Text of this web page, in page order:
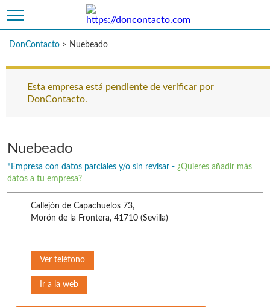
DonContacto > Nuebeado
Esta empresa está pendiente de verificar por
DonContacto.
Nuebeado
*Empresa con datos parciales y/o sin revisar - ¿Quieres añadir más
datos a tu empresa?
Callejón de Capachuelos 73,
Morón de la Frontera, 41710 (Sevilla)
Ver teléfono
Ir a la web